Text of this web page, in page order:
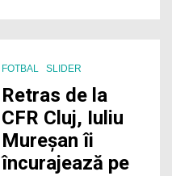
pot
concentra
pe
campionat
FOTBAL SLIDER
Retras de la
CFR Cluj, Iuliu
Mureșan îi
încurajează pe